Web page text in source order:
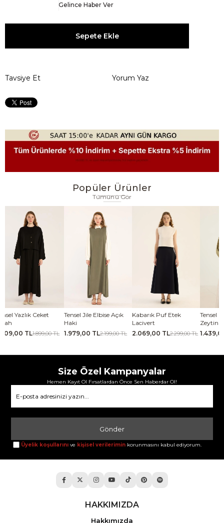
Gelince Haber Ver
Tavsiye Et Yorum Yaz
Popüler Ürünler
Tümünü Gör
Yazlık Ceket
TL1.899,00 TL
Tensel Jile Elbise Açık
Haki
1.979,00 TL2.199,00 TL
Kabarık Puf Etek
Lacivert
2.069,00 TL2.299,00 TL
Tensel
Zeytin
Size Özel Kampanyalar
Hemen Kayıt Ol Fırsatlardan Önce Sen Haberdar Ol!
Gönder
Üyelik koşullarını ve kişisel verilerimin korunmasını kabul ediyorum.
HAKKIMIZDA
Hakkımızda